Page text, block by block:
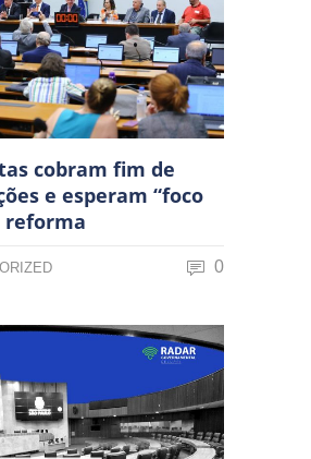
cobram fim de
e esperam “foco
reforma
0